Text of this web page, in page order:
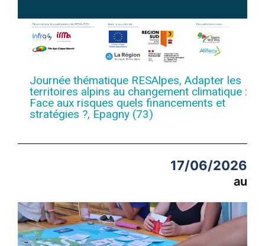
Journée thématique RESAlpes, Adapter les
territoires alpins au changement climatique :
Face aux risques quels financements et
stratégies ?, Epagny (73)
17/06/2026
au